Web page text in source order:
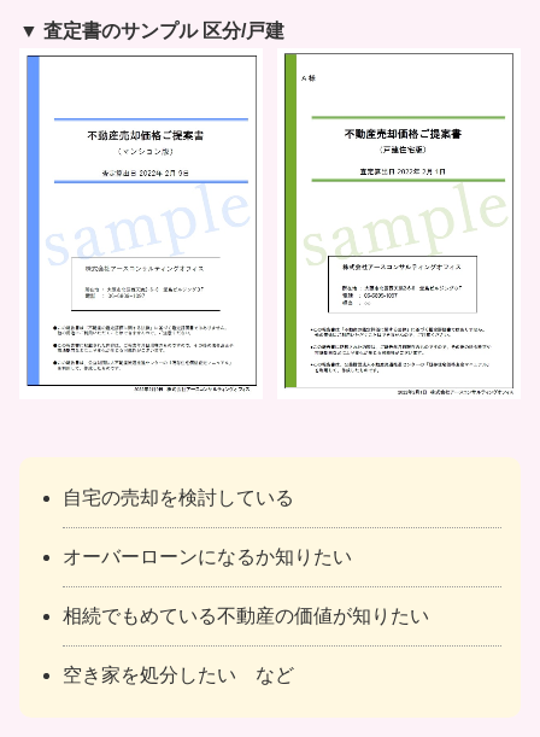
▼ 査定書のサンプル 区分/戸建
自宅の売却を検討している
オーバーローンになるか知りたい
相続でもめている不動産の価値が知りたい
空き家を処分したい など